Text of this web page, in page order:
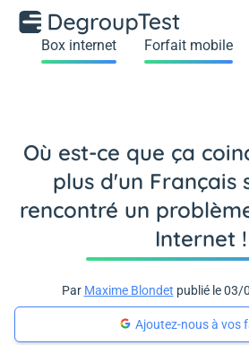
Box internet Forfait mobile
Où est-ce que ça
plus d'un Français
rencontré un
Internet !
Par Maxime Blondet publié le 03/
Ajoutez-nous à vos